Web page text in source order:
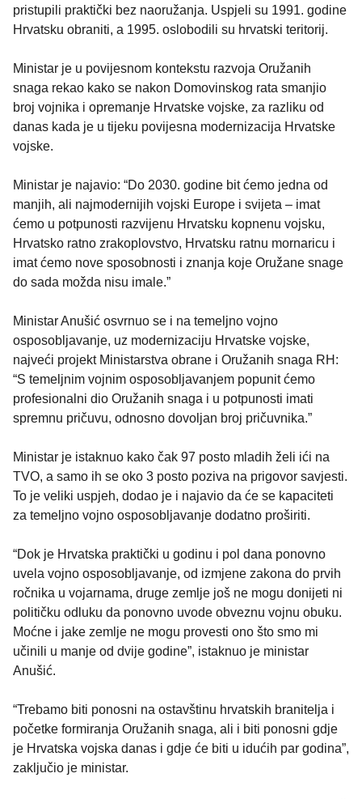
pristupili praktički bez naoružanja. Uspjeli su 1991. godine
Hrvatsku obraniti, a 1995. oslobodili su hrvatski teritorij.
Ministar je u povijesnom kontekstu razvoja Oružanih
snaga rekao kako se nakon Domovinskog rata smanjio
broj vojnika i opremanje Hrvatske vojske, za razliku od
danas kada je u tijeku povijesna modernizacija Hrvatske
vojske.
Ministar je najavio: “Do 2030. godine bit ćemo jedna od
manjih, ali najmodernijih vojski Europe i svijeta – imat
ćemo u potpunosti razvijenu Hrvatsku kopnenu vojsku,
Hrvatsko ratno zrakoplovstvo, Hrvatsku ratnu mornaricu i
imat ćemo nove sposobnosti i znanja koje Oružane snage
do sada možda nisu imale.”
Ministar Anušić osvrnuo se i na temeljno vojno
osposobljavanje, uz modernizaciju Hrvatske vojske,
najveći projekt Ministarstva obrane i Oružanih snaga RH:
“S temeljnim vojnim osposobljavanjem popunit ćemo
profesionalni dio Oružanih snaga i u potpunosti imati
spremnu pričuvu, odnosno dovoljan broj pričuvnika.”
Ministar je istaknuo kako čak 97 posto mladih želi ići na
TVO, a samo ih se oko 3 posto poziva na prigovor savjesti.
To je veliki uspjeh, dodao je i najavio da će se kapaciteti
za temeljno vojno osposobljavanje dodatno proširiti.
“Dok je Hrvatska praktički u godinu i pol dana ponovno
uvela vojno osposobljavanje, od izmjene zakona do prvih
ročnika u vojarnama, druge zemlje još ne mogu donijeti ni
političku odluku da ponovno uvode obveznu vojnu obuku.
Moćne i jake zemlje ne mogu provesti ono što smo mi
učinili u manje od dvije godine”, istaknuo je ministar
Anušić.
“Trebamo biti ponosni na ostavštinu hrvatskih branitelja i
početke formiranja Oružanih snaga, ali i biti ponosni gdje
je Hrvatska vojska danas i gdje će biti u idućih par godina”,
zaključio je ministar.